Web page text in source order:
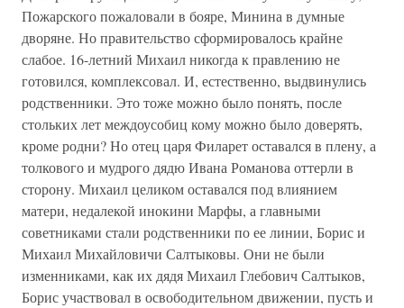
Пожарского пожаловали в бояре, Минина в думные
дворяне. Но правительство сформировалось крайне
слабое. 16-летний Михаил никогда к правлению не
готовился, комплексовал. И, естественно, выдвинулись
родственники. Это тоже можно было понять, после
стольких лет междоусобиц кому можно было доверять,
кроме родни? Но отец царя Филарет оставался в плену, а
толкового и мудрого дядю Ивана Романова оттерли в
сторону. Михаил целиком оставался под влиянием
матери, недалекой инокини Марфы, а главными
советниками стали родственники по ее линии, Борис и
Михаил Михайловичи Салтыковы. Они не были
изменниками, как их дядя Михаил Глебович Салтыков,
Борис участвовал в освободительном движении, пусть и